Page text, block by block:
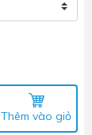
Thêm vào giỏ